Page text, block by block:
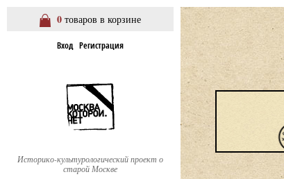
0 товаров в корзине
Вход Регистрация
Историко-культурологический проект о
старой Москве